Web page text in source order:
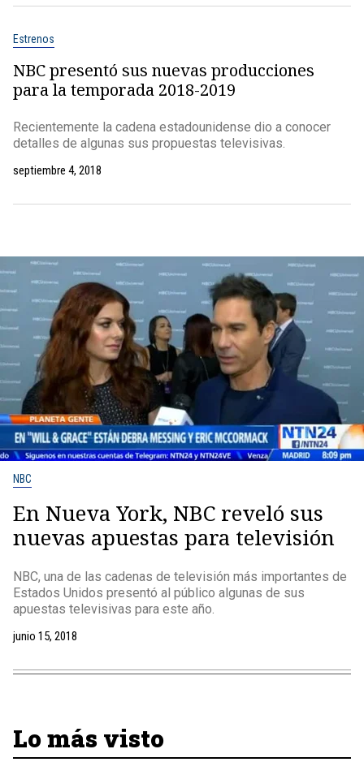
Estrenos
NBC presentó sus nuevas producciones
para la temporada 2018-2019
Recientemente la cadena estadounidense dio a conocer
detalles de algunas sus propuestas televisivas.
septiembre 4, 2018
NBC
En Nueva York, NBC reveló sus
nuevas apuestas para televisión
NBC, una de las cadenas de televisión más importantes de
Estados Unidos presentó al público algunas de sus
apuestas televisivas para este año.
junio 15, 2018
Lo más visto